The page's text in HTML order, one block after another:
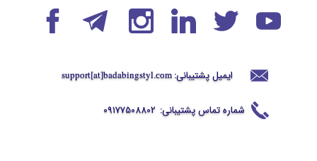
ایمیل پشتیبانی: support[at]badabingstyl.com
شماره تماس پشتیبانی: 09177508802